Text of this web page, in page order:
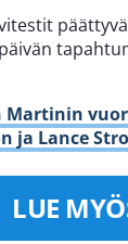
Martinin
ja Lance
LUE